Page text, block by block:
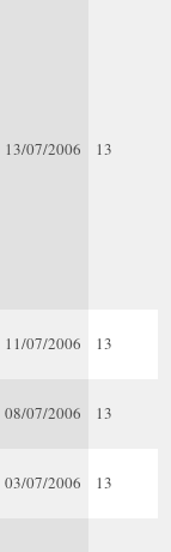
13/07/2006 13
11/07/2006 13
08/07/2006 13
03/07/2006 13